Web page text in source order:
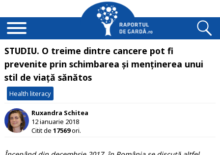
STUDIU. O treime dintre cancere pot fi
prevenite prin schimbarea și menținerea unui
stil de viață sănătos
Health literacy
Ruxandra Schitea
12 ianuarie 2018
Citit de 17569ori.